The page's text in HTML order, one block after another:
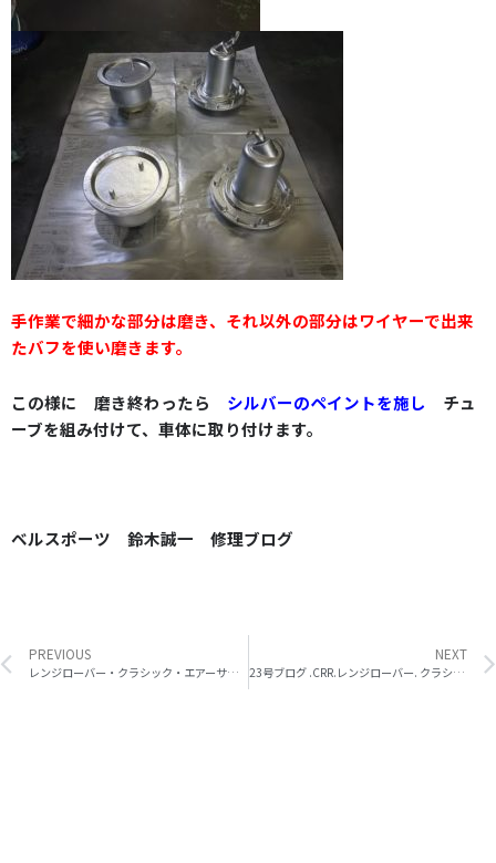
手作業で細かな部分は磨き、それ以外の部分はワイヤーで出来
たバフを使い磨きます。
この様に 磨き終わったら シルバーのペイントを施し
チュ
ーブを組み付けて、車体に取り付けます。
ベルスポーツ 鈴木誠一 修理ブログ
PREVIOUS
レンジローバー・クラシック・エアーサス 修理 その 4・ キャリブレーション
NEXT
23号ブログ .CRR.レンジローバー. クラシツク. エアーサス 修理 その 2 ・ バルブブロック修理